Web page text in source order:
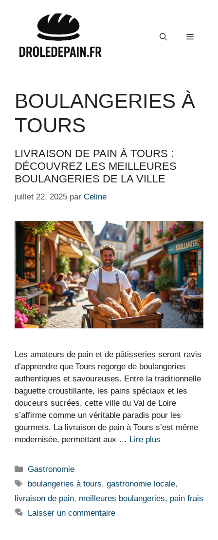
Menu
BOULANGERIES À
TOURS
LIVRAISON DE PAIN À TOURS :
DÉCOUVREZ LES MEILLEURES
BOULANGERIES DE LA VILLE
juillet 22, 2025 par Celine
Les amateurs de pain et de pâtisseries seront ravis
d’apprendre que Tours regorge de boulangeries
authentiques et savoureuses. Entre la traditionnelle
baguette croustillante, les pains spéciaux et les
douceurs sucrées, cette ville du Val de Loire
s’affirme comme un véritable paradis pour les
gourmets. La livraison de pain à Tours s’est même
modernisée, permettant aux … Lire plus
Catégories
Gastronomie
Étiquettes
boulangeries à tours,gastronomie locale,
livraison de pain, meilleures boulangeries, pain frais
Laisser un commentaire